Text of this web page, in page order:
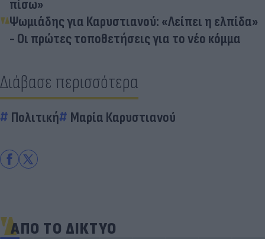
πίσω»
Ψωμιάδης για Καρυστιανού: «Λείπει η ελπίδα»
- Οι πρώτες τοποθετήσεις για το νέο κόμμα
Διάβασε περισσότερα
Πολιτική Μαρία Καρυστιανού
ΑΠΟ ΤΟ ΔΙΚΤΥΟ